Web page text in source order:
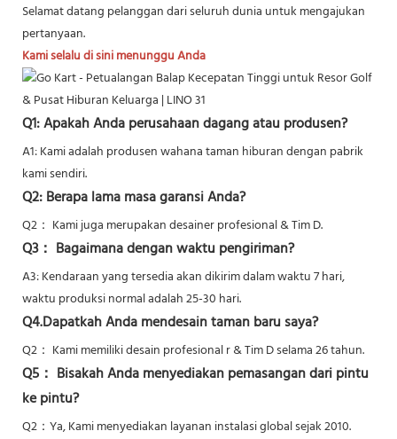
Selamat datang pelanggan dari seluruh dunia untuk mengajukan
pertanyaan.
Kami selalu di sini menunggu Anda
Q1: Apakah Anda perusahaan dagang atau produsen?
A1: Kami adalah produsen wahana taman hiburan dengan pabrik
kami sendiri.
Q2: Berapa lama masa garansi Anda?
Q2： Kami juga merupakan desainer profesional & Tim D.
Q3： Bagaimana dengan waktu pengiriman?
A3: Kendaraan yang tersedia akan dikirim dalam waktu 7 hari,
waktu produksi normal adalah 25-30 hari.
Q4.Dapatkah Anda mendesain taman baru saya?
Q2： Kami memiliki desain profesional r & Tim D selama 26 tahun.
Q5： Bisakah Anda menyediakan pemasangan dari pintu
ke pintu?
Q2：Ya,Kami menyediakan layanan instalasi global sejak 2010.